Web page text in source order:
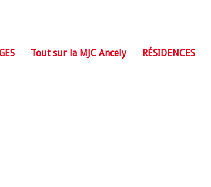
Tout sur la MJC Ancely RÉSIDENCES